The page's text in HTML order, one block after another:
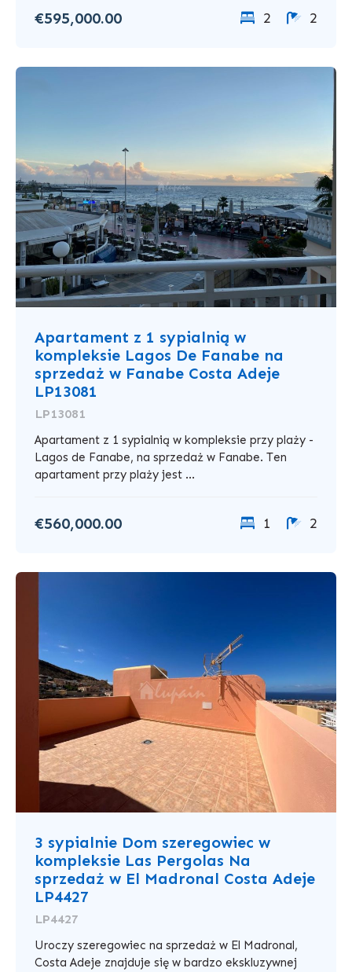
€595,000.00 2 2
Apartament z 1 sypialnią w
kompleksie Lagos De Fanabe na
sprzedaż w Fanabe Costa Adeje
LP13081
LP13081
Apartament z 1 sypialnią w kompleksie przy plaży -
Lagos de Fanabe, na sprzedaż w Fanabe. Ten
apartament przy plaży jest ...
€560,000.00 1 2
3 sypialnie Dom szeregowiec w
kompleksie Las Pergolas Na
sprzedaż w El Madronal Costa Adeje
LP4427
LP4427
Uroczy szeregowiec na sprzedaż w El Madronal,
Costa Adeje znajduje się w bardzo ekskluzywnej